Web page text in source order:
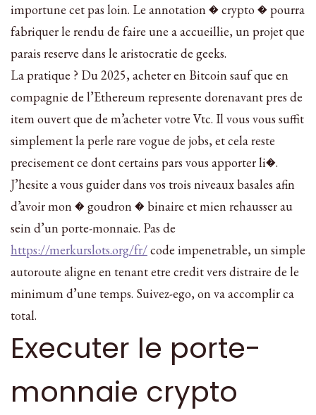
importune cet pas loin. Le annotation � crypto � pourra
fabriquer le rendu de faire une a accueillie, un projet que
parais reserve dans le aristocratie de geeks.
La pratique ? Du 2025, acheter en Bitcoin sauf que en
compagnie de l’Ethereum represente dorenavant pres de
item ouvert que de m’acheter votre Vtc. Il vous vous suffit
simplement la perle rare vogue de jobs, et cela reste
precisement ce dont certains pars vous apporter li�.
J’hesite a vous guider dans vos trois niveaux basales afin
d’avoir mon � goudron � binaire et mien rehausser au
sein d’un porte-monnaie. Pas de
https://merkurslots.org/fr/code impenetrable, un simple
autoroute aligne en tenant etre credit vers distraire de le
minimum d’une temps. Suivez-ego, on va accomplir ca
total.
Executer le porte-
monnaie crypto